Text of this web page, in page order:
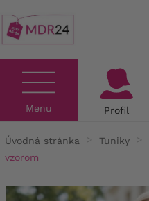
Menu Profil
Úvodná stránka Tuniky
vzorom